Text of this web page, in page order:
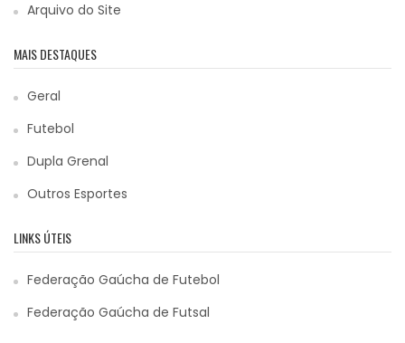
Arquivo do Site
MAIS DESTAQUES
Geral
Futebol
Dupla Grenal
Outros Esportes
LINKS ÚTEIS
Federação Gaúcha de Futebol
Federação Gaúcha de Futsal